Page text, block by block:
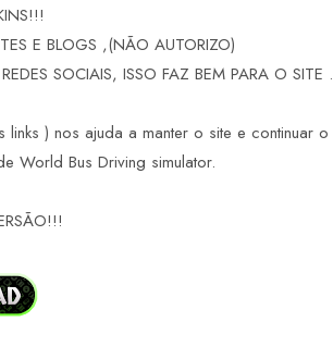
E BLOGS ,(NÃO AUTORIZO)
SOCIAIS, ISSO FAZ BEM PARA O SITE .
) nos ajuda a manter o site e continuar o
World Bus Driving simulator.